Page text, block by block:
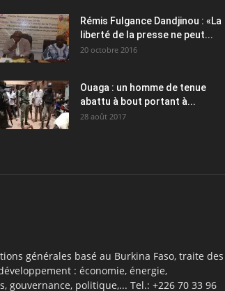
Rémis Fulgance Dandjinou : «La
liberté de la presse ne peut...
20 octobre 2016
Ouaga : un homme de tenue
abattu à bout portant à...
28 août 2017
générales basé au Burkina Faso, traite des
: économie, énergie,
gouvernance, politique,... Tel.: +226 70 33 96